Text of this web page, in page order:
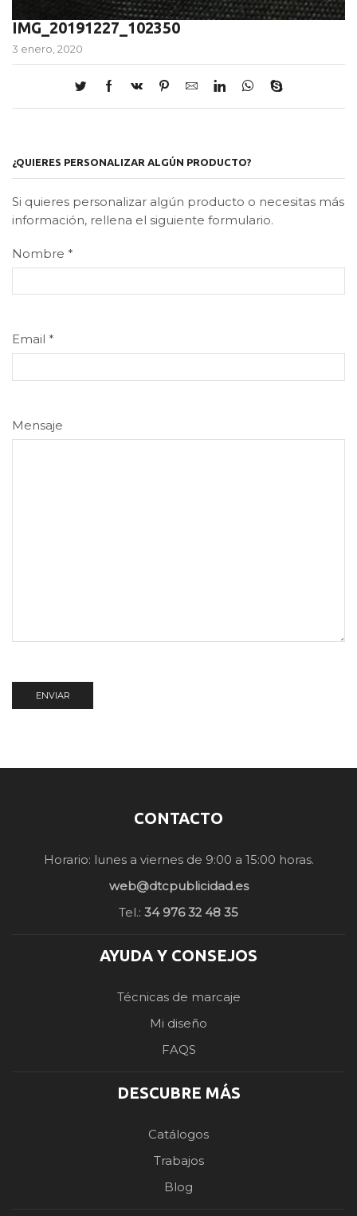
IMG_20191227_102350
3 enero, 2020
¿QUIERES PERSONALIZAR ALGÚN PRODUCTO?
Si quieres personalizar algún producto o necesitas más
información, rellena el siguiente formulario.
Nombre *
Email *
Mensaje
CONTACTO
Horario: lunes a viernes de 9:00 a 15:00 horas.
web@dtcpublicidad.es
Tel.: 34 976 32 48 35
AYUDA Y CONSEJOS
Técnicas de marcaje
Mi diseño
FAQS
DESCUBRE MÁS
Catálogos
Trabajos
Blog